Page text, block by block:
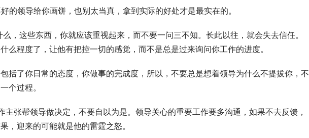
的领导给你画饼，也别太当真，拿到实际的好处才是最实在的。
，这些东西，你就应该重视起来，而不要一问三不知。长此以往，就会失去信任。
么程度了，让他有把控一切的感觉，而不是总是过来询问你工作的进度。
括了你日常的态度，你做事的完成度，所以，不要总是想着领导为什么不提拔你，不
个过程。
主张帮领导做决定，不要自以为是。领导关心的重要工作要多沟通，如果不去反馈，
，迎来的可能就是他的雷霆之怒。